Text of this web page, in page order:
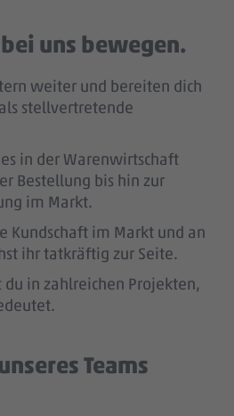
uns bewegen.
weiter und bereiten dich
stellvertretende
in der Warenwirtschaft
Bestellung bis hin zur
im Markt.
Kundschaft im Markt und an
ihr tatkräftig zur Seite.
du in zahlreichen Projekten,
Teams